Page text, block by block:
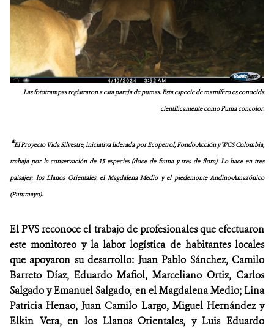
Las fototrampas registraron a esta pareja de pumas. Esta especie de mamífero es conocida
científicamente como Puma concolor.
*El Proyecto Vida Silvestre, iniciativa liderada por Ecopetrol, Fondo Acción y WCS Colombia,
trabaja por la conservación de 15 especies (doce de fauna y tres de flora). Lo hace en tres
paisajes: los Llanos Orientales, el Magdalena Medio y el piedemonte Andino-Amazónico
(Putumayo).
El PVS reconoce el trabajo de profesionales que efectuaron
este monitoreo y la labor logística de habitantes locales
que apoyaron su desarrollo: Juan Pablo Sánchez, Camilo
Barreto Díaz, Eduardo Mafiol, Marceliano Ortiz, Carlos
Salgado y Emanuel Salgado, en el Magdalena Medio; Lina
Patricia Henao, Juan Camilo Largo, Miguel Hernández y
Elkin Vera, en los Llanos Orientales, y Luis Eduardo